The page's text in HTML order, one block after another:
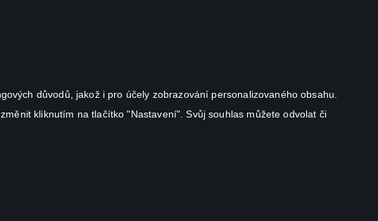
důvodů, jakož i pro účely zobrazování personalizovaného obsahu.
kliknutím na tlačítko "Nastavení". Svůj souhlas můžete odvolat či
Canal+ Luxembourg S. à r.l. se sídlem Rue Albert Borschette 4,